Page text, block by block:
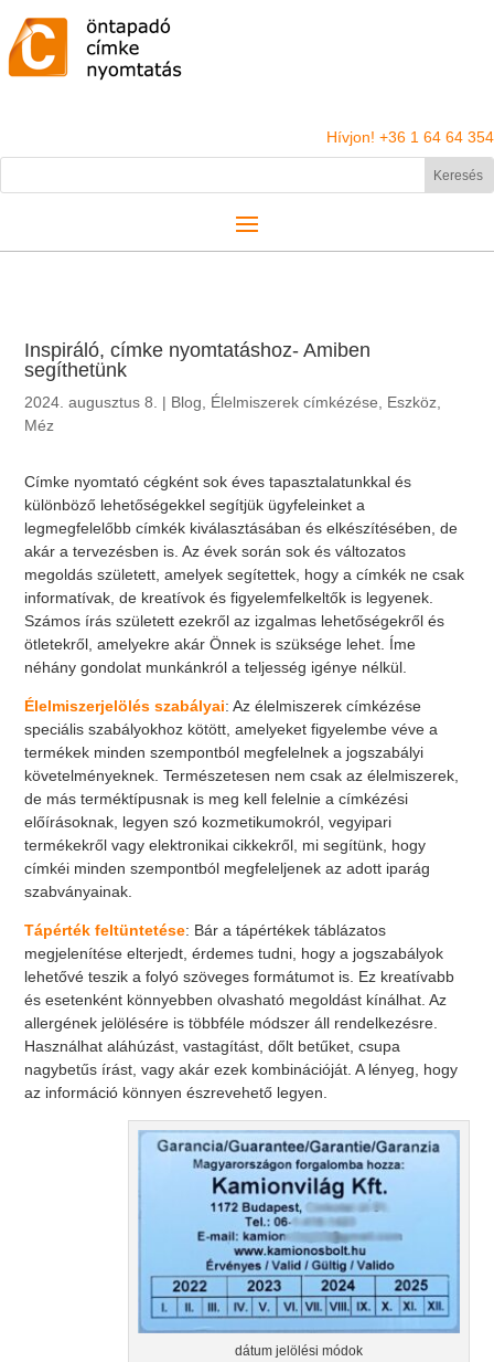
Hívjon! +36 1 64 64 354
Inspiráló, címke nyomtatáshoz- Amiben
segíthetünk
2024. augusztus 8. | Blog Élelmiszerek címkézése Eszköz
Méz
Címke nyomtató cégként sok éves tapasztalatunkkal és
különböző lehetőségekkel segítjük ügyfeleinket a
legmegfelelőbb címkék kiválasztásában és elkészítésében, de
akár a tervezésben is. Az évek során sok és változatos
megoldás született, amelyek segítettek, hogy a címkék ne csak
informatívak, de kreatívok és figyelemfelkeltők is legyenek.
Számos írás született ezekről az izgalmas lehetőségekről és
ötletekről, amelyekre akár Önnek is szüksége lehet. Íme
néhány gondolat munkánkról a teljesség igénye nélkül.
Élelmiszerjelölés szabályai: Az élelmiszerek címkézése
speciális szabályokhoz kötött, amelyeket figyelembe véve a
termékek minden szempontból megfelelnek a jogszabályi
követelményeknek. Természetesen nem csak az élelmiszerek,
de más terméktípusnak is meg kell felelnie a címkézési
előírásoknak, legyen szó kozmetikumokról, vegyipari
termékekről vagy elektronikai cikkekről, mi segítünk, hogy
címkéi minden szempontból megfeleljenek az adott iparág
szabványainak.
Tápérték feltüntetése: Bár a tápértékek táblázatos
megjelenítése elterjedt, érdemes tudni, hogy a jogszabályok
lehetővé teszik a folyó szöveges formátumot is. Ez kreatívabb
és esetenként könnyebben olvasható megoldást kínálhat. Az
allergének jelölésére is többféle módszer áll rendelkezésre.
Használhat aláhúzást, vastagítást, dőlt betűket, csupa
nagybetűs írást, vagy akár ezek kombinációját. A lényeg, hogy
az információ könnyen észrevehető legyen.
dátum jelölési módok